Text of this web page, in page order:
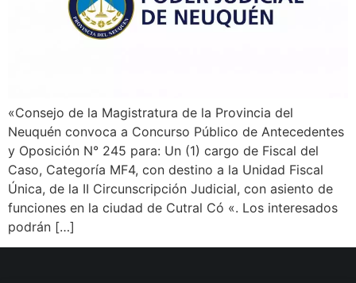
«Consejo de la Magistratura de la Provincia del
Neuquén convoca a Concurso Público de Antecedentes
y Oposición N° 245 para: Un (1) cargo de Fiscal del
Caso, Categoría MF4, con destino a la Unidad Fiscal
Única, de la II Circunscripción Judicial, con asiento de
funciones en la ciudad de Cutral Có «. Los interesados
podrán […]